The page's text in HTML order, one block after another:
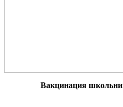
Вакцинация